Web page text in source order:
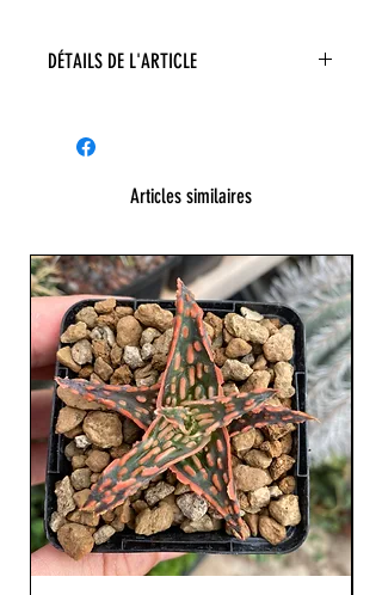
DÉTAILS DE L'ARTICLE
Articles similaires